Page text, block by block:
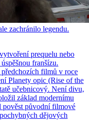
zachránilo legendu.
prequelu nebo
franšízu.
filmů v roce
Planety opic (Rise of the
učebnicový. Není divu,
základ modernímu
pověst původní filmové
dějových